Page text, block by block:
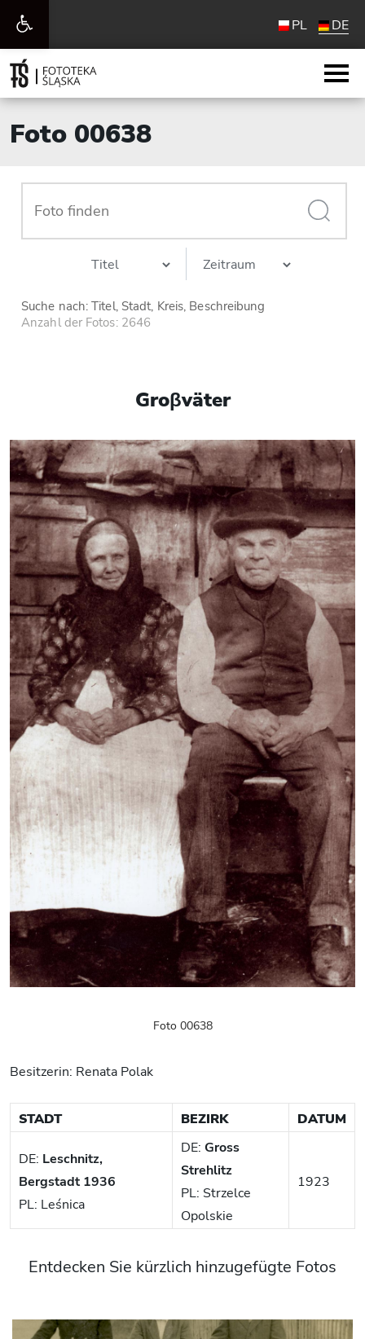
Werkzeugleiste
öffnen
PL DE
Foto 00638
Suche nach: Titel, Stadt, Kreis, Beschreibung
Anzahl der Fotos: 2646
Groβväter
Foto 00638
Besitzerin: Renata Polak
STADT BEZIRK DATUM
DE: Leschnitz,
Bergstadt 1936
PL: Leśnica
DE: Gross
Strehlitz
PL: Strzelce
Opolskie
1923
Entdecken Sie kürzlich hinzugefügte Fotos